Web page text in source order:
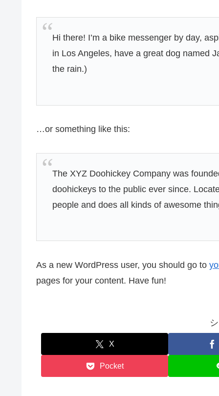
Hi there! I’m a bike messenger by day,
in Los Angeles, have a great dog named
the rain.)
…or something like this:
The XYZ Doohickey Company was
doohickeys to the public ever since.
people and does all kinds of awesome
As a new WordPress user, you should go to
pages for your content. Have fun!
X
Pocket